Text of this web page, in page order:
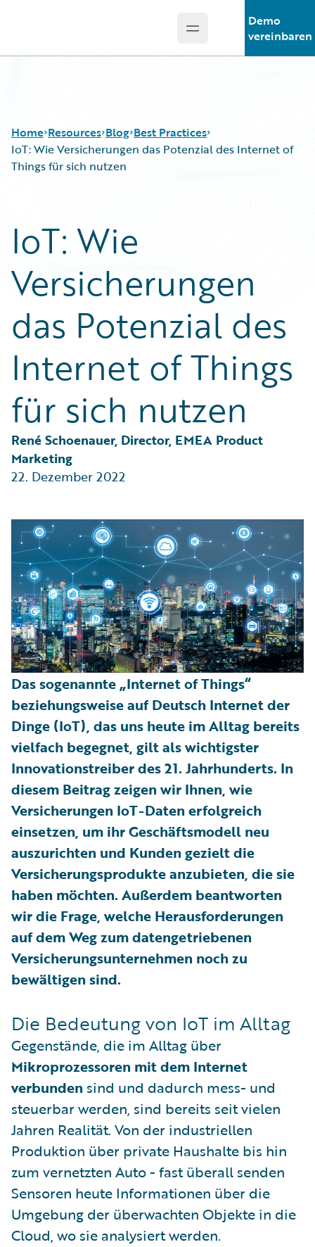
Open main menu
Demo
vereinbaren
Home Resources
Podcasts
Blog
Help and Support
Insurance Technology FAQ
Blog
Careers
Customer Viewpoint
Developers
General Interest
Partner Perspective
Technology
Best Practices
IoT: Wie Versicherungen das Potenzial des Internet of
Things für sich nutzen
IoT: Wie
Versicherungen
das Potenzial des
Internet of Things
für sich nutzen
René Schoenauer, Director, EMEA Product
Marketing
22. Dezember 2022
Das sogenannte „Internet of Things“
beziehungsweise auf Deutsch Internet der
Dinge (IoT), das uns heute im Alltag bereits
vielfach begegnet, gilt als wichtigster
Innovationstreiber des 21. Jahrhunderts. In
diesem Beitrag zeigen wir Ihnen, wie
Versicherungen IoT-Daten erfolgreich
einsetzen, um ihr Geschäftsmodell neu
auszurichten und Kunden gezielt die
Versicherungsprodukte anzubieten, die sie
haben möchten. Außerdem beantworten
wir die Frage, welche Herausforderungen
auf dem Weg zum datengetriebenen
Versicherungsunternehmen noch zu
bewältigen sind.
Die Bedeutung von IoT im Alltag
Gegenstände, die im Alltag über
Mikroprozessoren mit dem Internet
verbunden sind und dadurch mess- und
steuerbar werden, sind bereits seit vielen
Jahren Realität. Von der industriellen
Produktion über private Haushalte bis hin
zum vernetzten Auto - fast überall senden
Sensoren heute Informationen über die
Umgebung der überwachten Objekte in die
Cloud, wo sie analysiert werden.